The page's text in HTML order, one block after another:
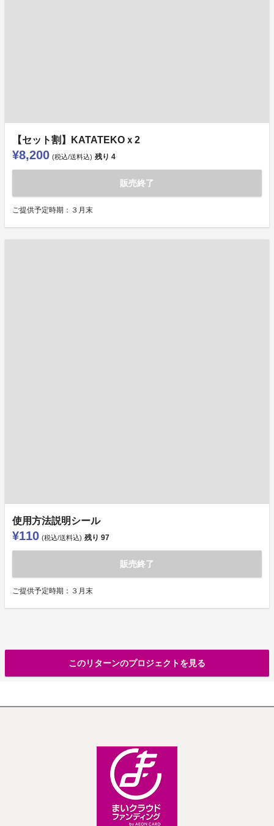
【セット割】KATATEKOｘ2
¥8,200 (税込/送料込) 残り 4
販売終了
ご提供予定時期：３月末
使用方法説明シール
¥110 (税込/送料込) 残り 97
販売終了
ご提供予定時期：３月末
このリターンのプロジェクトを見る